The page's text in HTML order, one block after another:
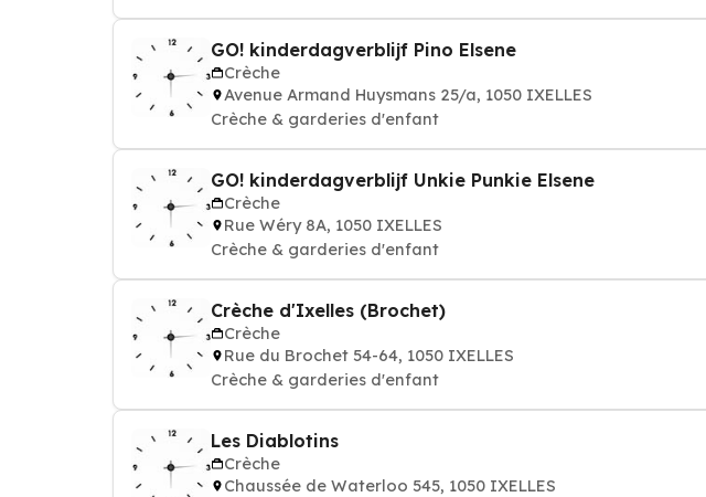
GO! kinderdagverblijf Pino Elsene
Crèche
Avenue Armand Huysmans 25/a, 1050 IXELLES
Crèche & garderies d'enfant
GO! kinderdagverblijf Unkie Punkie Elsene
Crèche
Rue Wéry 8A, 1050 IXELLES
Crèche & garderies d'enfant
Crèche d'Ixelles (Brochet)
Crèche
Rue du Brochet 54-64, 1050 IXELLES
Crèche & garderies d'enfant
Les Diablotins
Crèche
Chaussée de Waterloo 545, 1050 IXELLES